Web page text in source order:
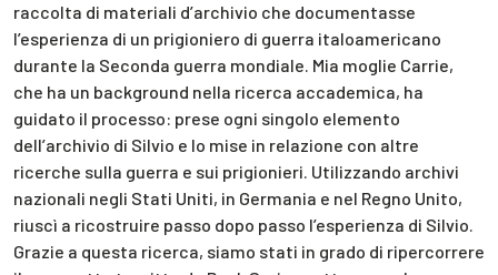
raccolta di materiali d’archivio che documentasse
l’esperienza di un prigioniero di guerra italoamericano
durante la Seconda guerra mondiale. Mia moglie Carrie,
che ha un background nella ricerca accademica, ha
guidato il processo: prese ogni singolo elemento
dell’archivio di Silvio e lo mise in relazione con altre
ricerche sulla guerra e sui prigionieri. Utilizzando archivi
nazionali negli Stati Uniti, in Germania e nel Regno Unito,
riuscì a ricostruire passo dopo passo l’esperienza di Silvio.
Grazie a questa ricerca, siamo stati in grado di ripercorrere